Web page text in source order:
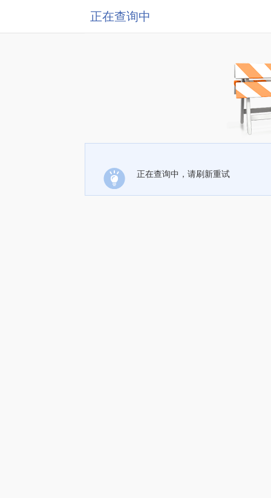
正在查询中
正在查询中，请刷新重试